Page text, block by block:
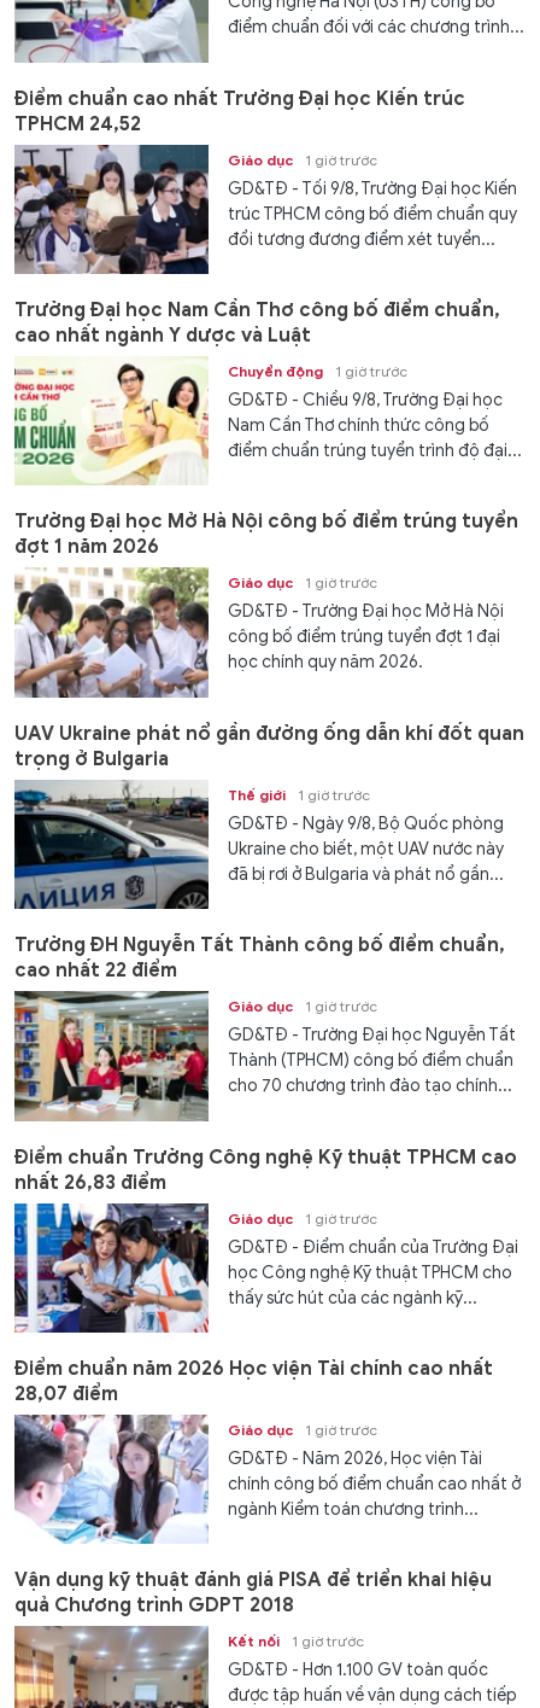
điểm chuẩn đối với các chương trình...
Điểm chuẩn cao nhất Trường Đại học Kiến trúc
TPHCM 24,52
Giáo dục 1 giờ trước
GD&TĐ - Tối 9/8, Trường Đại học Kiến
trúc TPHCM công bố điểm chuẩn quy
đổi tương đương điểm xét tuyển...
Trường Đại học Nam Cần Thơ công bố điểm chuẩn,
cao nhất ngành Y dược và Luật
Chuyển động 1 giờ trước
GD&TĐ - Chiều 9/8, Trường Đại học
Nam Cần Thơ chính thức công bố
điểm chuẩn trúng tuyển trình độ đại...
Trường Đại học Mở Hà Nội công bố điểm trúng tuyển
đợt 1 năm 2026
Giáo dục 1 giờ trước
GD&TĐ - Trường Đại học Mở Hà Nội
công bố điểm trúng tuyển đợt 1 đại
học chính quy năm 2026.
UAV Ukraine phát nổ gần đường ống dẫn khí đốt quan
trọng ở Bulgaria
Thế giới 1 giờ trước
GD&TĐ - Ngày 9/8, Bộ Quốc phòng
Ukraine cho biết, một UAV nước này
đã bị rơi ở Bulgaria và phát nổ gần...
Trường ĐH Nguyễn Tất Thành công bố điểm chuẩn,
cao nhất 22 điểm
Giáo dục 1 giờ trước
GD&TĐ - Trường Đại học Nguyễn Tất
Thành (TPHCM) công bố điểm chuẩn
cho 70 chương trình đào tạo chính...
Điểm chuẩn Trường Công nghệ Kỹ thuật TPHCM cao
nhất 26,83 điểm
Giáo dục 1 giờ trước
GD&TĐ - Điểm chuẩn của Trường Đại
học Công nghệ Kỹ thuật TPHCM cho
thấy sức hút của các ngành kỹ...
Điểm chuẩn năm 2026 Học viện Tài chính cao nhất
28,07 điểm
Giáo dục 1 giờ trước
GD&TĐ - Năm 2026, Học viện Tài
chính công bố điểm chuẩn cao nhất ở
ngành Kiểm toán chương trình...
Vận dụng kỹ thuật đánh giá PISA để triển khai hiệu
quả Chương trình GDPT 2018
Kết nối 1 giờ trước
GD&TĐ - Hơn 1.100 GV toàn quốc
được tập huấn về vận dụng cách tiếp